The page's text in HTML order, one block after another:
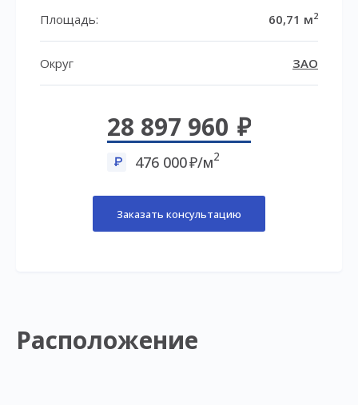
Площадь: 60,71 м2
Округ ЗАО
28 897 960
476 000 /м2
Заказать консультацию
Расположение